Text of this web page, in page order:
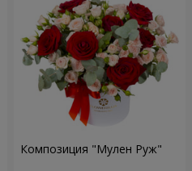
Композиция "Мулен Руж"